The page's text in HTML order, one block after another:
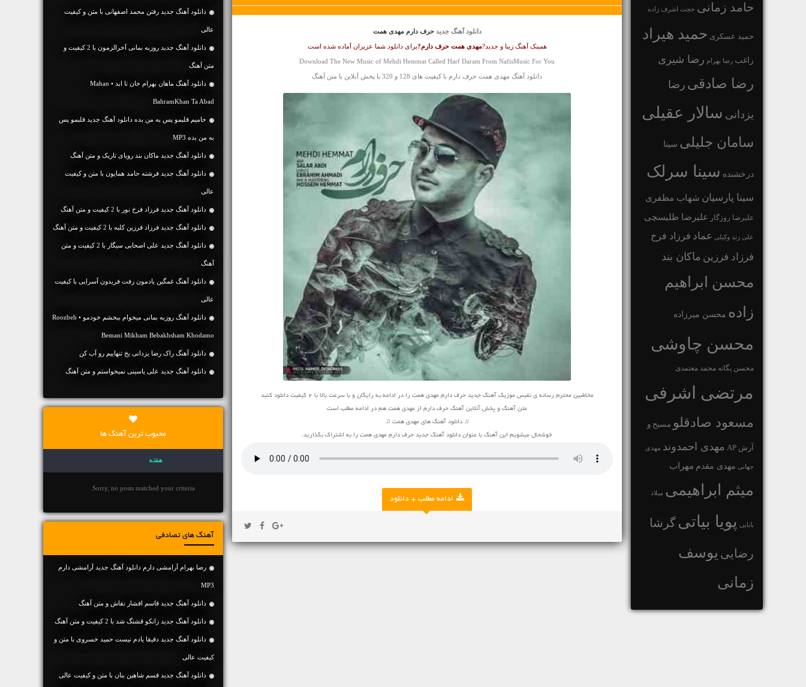
حامد زمانی حجت اشرف زاده
حمید عسکری حمید هیراد
راغب رضا بهرام رضا شیری
رضا صادقی رضا
یزدانی سالار عقیلی
سامان جلیلی سینا
درخشنده سینا سرلک
سینا پارسیان شهاب مظفری
علیرضا روزگار علیرضا طلیسچی
علی زند وکیلی عماد فرزاد فرخ
فرزاد فرزین ماکان بند
محسن ابراهیم
زاده محسن میرزاده
محسن چاوشی
محسن یگانه محمد معتمدی
مرتضی اشرفی
مسعود صادقلو مسیح و
آرش AP مهدی احمدوند مهدی
جهانی مهدی مقدم مهراب
میثم ابراهیمی میلاد
بابایی پویا بیاتیگرشا
رضایی یوسف
زمانی
دانلود آهنگ جدید حرف دارم مهدی همت
همینک آهنگ زیبا و جدید?مهدی همت حرف دارم?برای دانلود شما عزیزان آماده شده است
Download The New Music of Mehdi Hemmat Called Harf Daram From NafisMusic For You
دانلود آهنگ مهدی همت حرف دارم با کیفیت های 128 و 320 با پخش آنلاین با متن آهنگ
مخاطبین محترم رسانه ی نفیس موزیک آهنگ جدید حرف دارم مهدی همت را در ادامه به رایگان و با سرعت بالا با 2 کیفیت دانلود کنید
متن آهنگ و پخش آنلاین آهنگ حرف دارم از مهدی همت هم در ادامه مطلب است
♫ دانلود آهنگ های مهدی همت ♫
خوشحال میشویم این آهنگ با عنوان دانلود آهنگ جدید حرف دارم مهدی همت را به اشتراک بگذارید.
ادامه مطلب + دانلود
دانلود آهنگ جديد رفتن محمد اصفهانی با متن و کیفیت
عالی
دانلود آهنگ جديد روزبه بمانی آخرالزمون با 2 کیفیت و
متن آهنگ
دانلود آهنگ ماهان بهرام خان تا ابد • Mahan
BahramKhan Ta Abad
حامیم قلبمو پس به من بده دانلود آهنگ جدید قلبمو پس
به من بده MP3
دانلود آهنگ جديد ماکان بند رویای تاریک و متن آهنگ
دانلود آهنگ جديد فرشته حامد همایون با متن و کیفیت
عالی
دانلود آهنگ جديد فرزاد فرخ نور با 2 کیفیت و متن آهنگ
دانلود آهنگ جديد فرزاد فرزین کلبه با 2 کیفیت و متن آهنگ
دانلود آهنگ جديد علی اصحابی سیگار با 2 کیفیت و متن
آهنگ
دانلود آهنگ غمگین یادمون رفت فریدون آسرایی با کیفیت
عالی
دانلود آهنگ روزبه بمانی میخوام ببخشم خودمو • Roozbeh
Bemani Mikham Bebakhsham Khodamo
دانلود آهنگ راک رضا یزدانی یخ تنهاییم رو آب کن
دانلود آهنگ جديد علی یاسینی نمیخواستم و متن آهنگ
محبوب ترین آهنگ ها
هفته
Sorry, no posts matched your criteria.
آهنگ های تصادفی
رضا بهرام آرامشی دارم دانلود آهنگ جدید آرامشی دارم
MP3
دانلود آهنگ جديد قاسم افشار نقاش و متن آهنگ
دانلود آهنگ جديد زانکو قشنگ شد با 2 کیفیت و متن آهنگ
دانلود آهنگ جديد دقیقا یادم نیست حمید خسروی با متن و
کیفیت عالی
دانلود آهنگ جديد قسم شاهین بنان با متن و کیفیت عالی